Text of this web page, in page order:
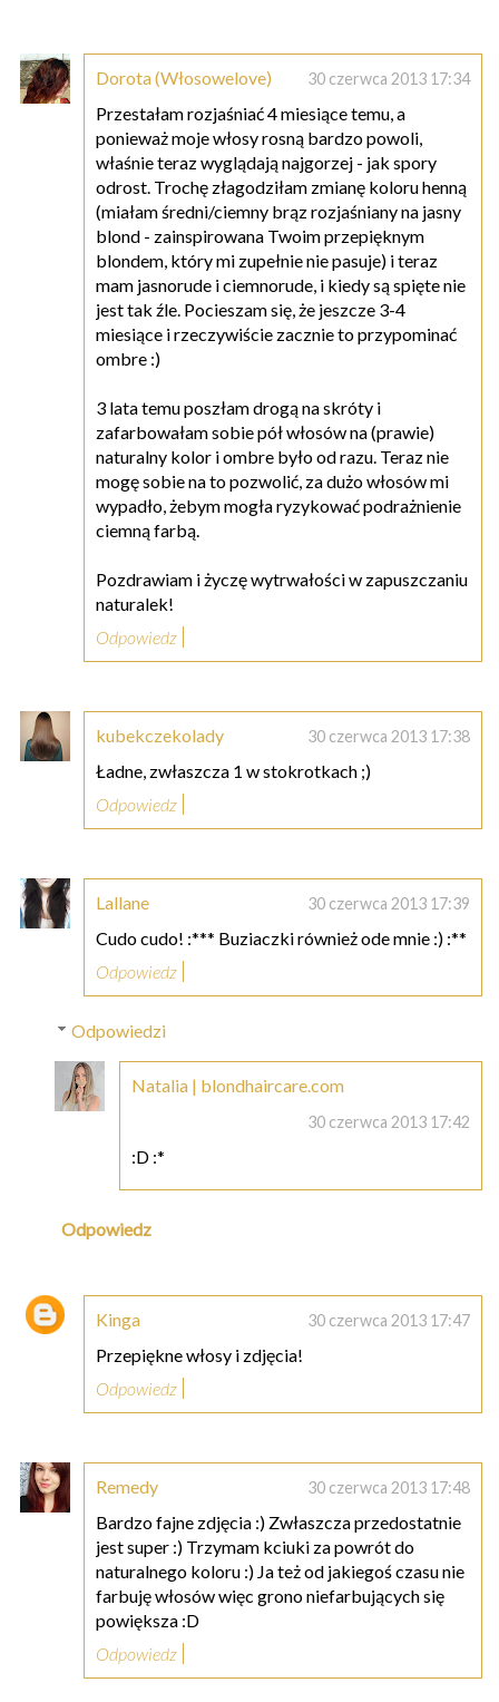
Dorota (Włosowelove) 30 czerwca 2013 17:34
Przestałam rozjaśniać 4 miesiące temu, a
ponieważ moje włosy rosną bardzo powoli,
właśnie teraz wyglądają najgorzej - jak spory
odrost. Trochę złagodziłam zmianę koloru henną
(miałam średni/ciemny brąz rozjaśniany na jasny
blond - zainspirowana Twoim przepięknym
blondem, który mi zupełnie nie pasuje) i teraz
mam jasnorude i ciemnorude, i kiedy są spięte nie
jest tak źle. Pocieszam się, że jeszcze 3-4
miesiące i rzeczywiście zacznie to przypominać
ombre :)
3 lata temu poszłam drogą na skróty i
zafarbowałam sobie pół włosów na (prawie)
naturalny kolor i ombre było od razu. Teraz nie
mogę sobie na to pozwolić, za dużo włosów mi
wypadło, żebym mogła ryzykować podrażnienie
ciemną farbą.
Pozdrawiam i życzę wytrwałości w zapuszczaniu
naturalek!
Odpowiedz
kubekczekolady 30 czerwca 2013 17:38
Ładne, zwłaszcza 1 w stokrotkach ;)
Odpowiedz
Lallane 30 czerwca 2013 17:39
Cudo cudo! :*** Buziaczki również ode mnie :) :**
Odpowiedz
Odpowiedzi
Natalia | blondhaircare.com
30 czerwca 2013 17:42
:D :*
Odpowiedz
Kinga 30 czerwca 2013 17:47
Przepiękne włosy i zdjęcia!
Odpowiedz
Remedy 30 czerwca 2013 17:48
Bardzo fajne zdjęcia :) Zwłaszcza przedostatnie
jest super :) Trzymam kciuki za powrót do
naturalnego koloru :) Ja też od jakiegoś czasu nie
farbuję włosów więc grono niefarbujących się
powiększa :D
Odpowiedz